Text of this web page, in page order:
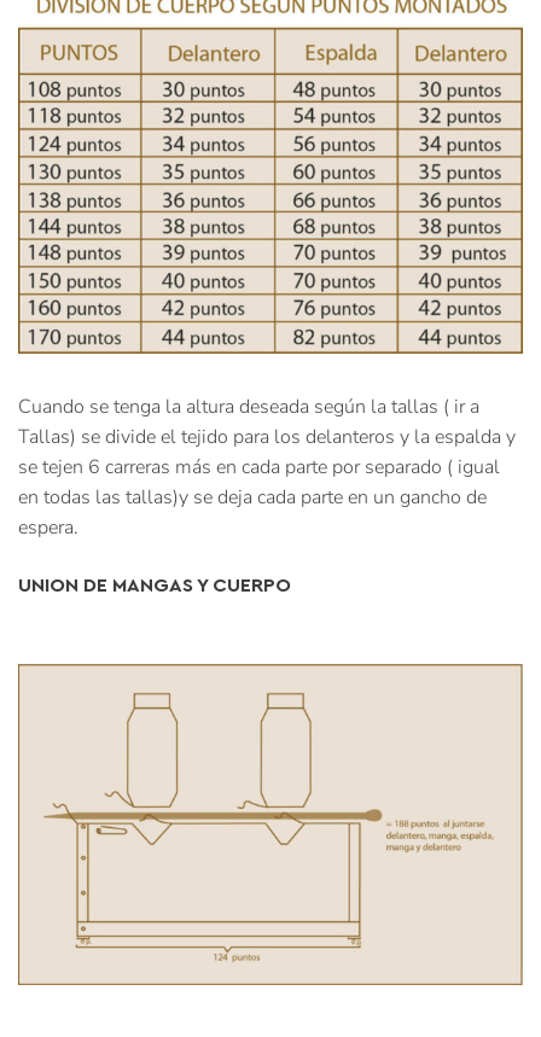
Cuando se tenga la altura deseada según la tallas ( ir a
Tallas) se divide el tejido para los delanteros y la espalda y
se tejen 6 carreras más en cada parte por separado ( igual
en todas las tallas)y se deja cada parte en un gancho de
espera.
UNION DE MANGAS Y CUERPO